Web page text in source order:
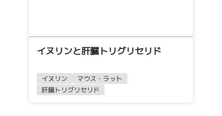
イヌリンと肝臓トリグリセリド
イヌリン
マウス・ラット
肝臓トリグリセリド